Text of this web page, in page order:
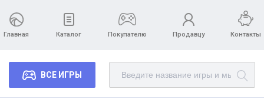
Главная Каталог Покупателю Продавцу Контакты
ВСЕ ИГРЫ